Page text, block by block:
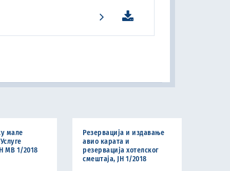
мале
МВ 1/2018
Резервација и издавање
авио карата и
резервација хотелског
смештаја, ЈН 1/2018